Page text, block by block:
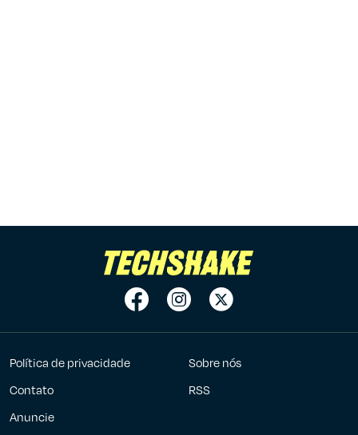
Política de privacidade
Sobre nós
Contato
RSS
Anuncie